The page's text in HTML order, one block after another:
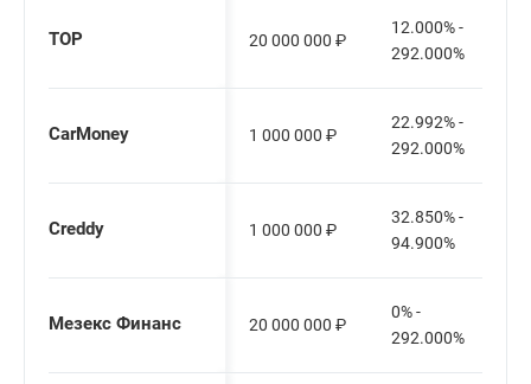
ТОР 20 000 000 ₽
12.000% -
292.000%
CarMoney 1 000 000 ₽
22.992% -
292.000%
Creddy 1 000 000 ₽
32.850% -
94.900%
Мезекс Финанс 20 000 000 ₽
0% -
292.000%